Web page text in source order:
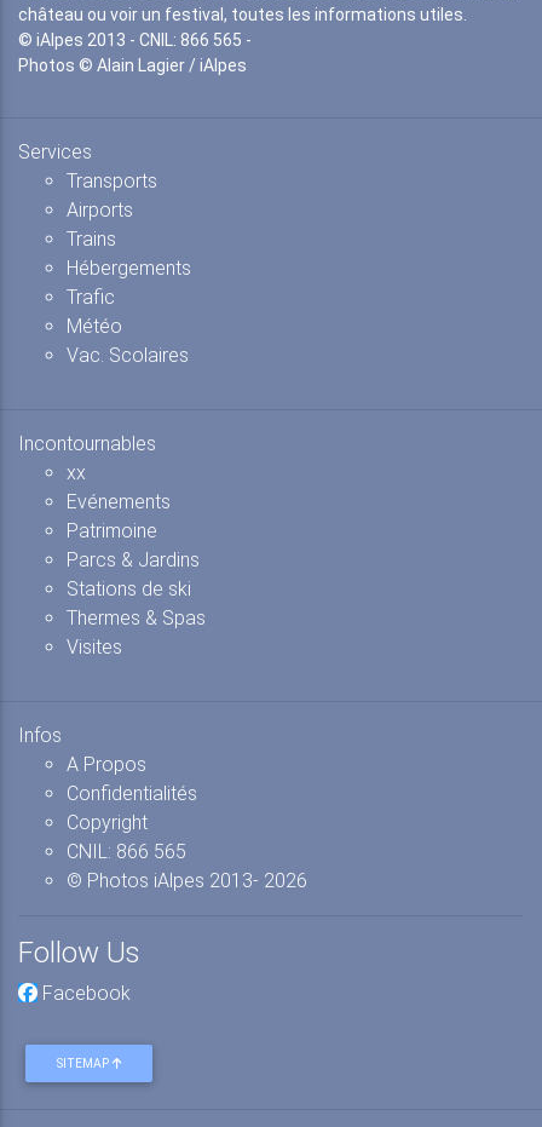
château ou voir un festival, toutes les informations utiles.
© iAlpes 2013 - CNIL: 866 565 -
Photos © Alain Lagier / iAlpes
Services
Transports
Airports
Trains
Hébergements
Trafic
Météo
Vac. Scolaires
Incontournables
xx
Evénements
Patrimoine
Parcs & Jardins
Stations de ski
Thermes & Spas
Visites
Infos
A Propos
Confidentialités
Copyright
CNIL: 866 565
© Photos iAlpes 2013- 2026
Follow Us
Facebook
SITEMAP